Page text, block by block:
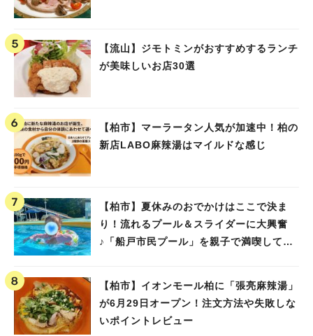
【流山】ジモトミンがおすすめするランチ
が美味しいお店30選
【柏市】マーラータン人気が加速中！柏の
新店LABO麻辣湯はマイルドな感じ
【柏市】夏休みのおでかけはここで決ま
り！流れるプール＆スライダーに大興奮
♪「船戸市民プール」を親子で満喫してき
【柏市】イオンモール柏に「張亮麻辣湯」
が6月29日オープン！注文方法や失敗しな
いポイントレビュー